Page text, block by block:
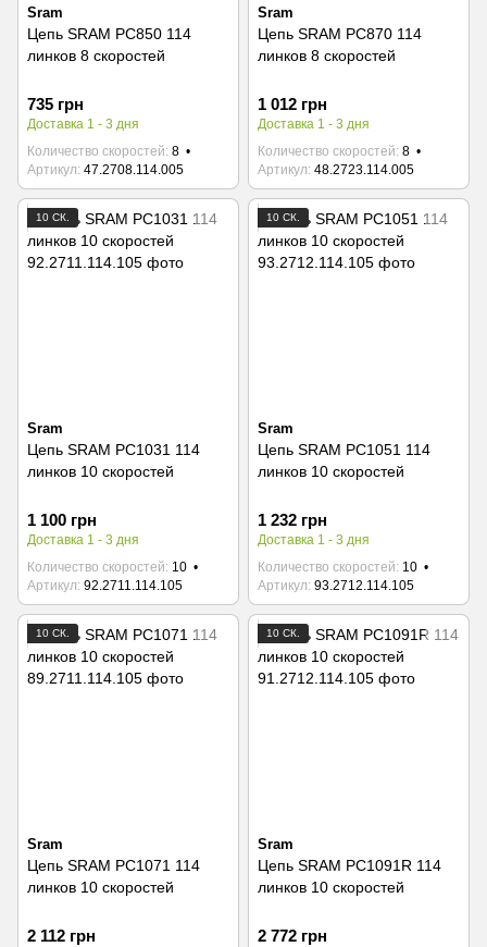
Sram
Цепь SRAM PC850 114
линков 8 скоростей
735 грн
Доставка 1 - 3 дня
Количество скоростей 8
Артикул 47.2708.114.005
Sram
Цепь SRAM PC870 114
линков 8 скоростей
1 012 грн
Доставка 1 - 3 дня
Количество скоростей 8
Артикул 48.2723.114.005
10 СК.
Sram
Цепь SRAM PC1031 114
линков 10 скоростей
1 100 грн
Доставка 1 - 3 дня
Количество скоростей 10
Артикул 92.2711.114.105
10 СК.
Sram
Цепь SRAM PC1051 114
линков 10 скоростей
1 232 грн
Доставка 1 - 3 дня
Количество скоростей 10
Артикул 93.2712.114.105
10 СК.
Sram
Цепь SRAM PC1071 114
линков 10 скоростей
2 112 грн
10 СК.
Sram
Цепь SRAM PC1091R 114
линков 10 скоростей
2 772 грн